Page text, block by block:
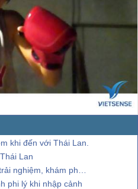
khi đến với Thái Lan.
Lan
khám phá Thái Lan
phi lý khi nhập cảnh